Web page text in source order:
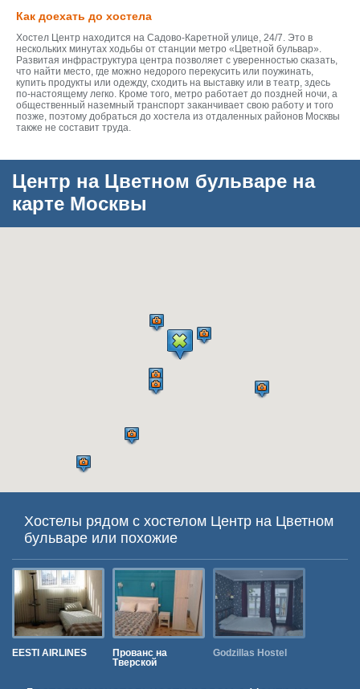
Как доехать до хостела
Хостел Центр находится на Садово-Каретной улице, 24/7. Это в
нескольких минутах ходьбы от станции метро «Цветной бульвар».
Развитая инфраструктура центра позволяет с уверенностью сказать,
что найти место, где можно недорого перекусить или поужинать,
купить продукты или одежду, сходить на выставку или в театр, здесь
по-настоящему легко. Кроме того, метро работает до поздней ночи, а
общественный наземный транспорт заканчивает свою работу и того
позже, поэтому добраться до хостела из отдаленных районов Москвы
также не составит труда.
Центр на Цветном бульваре на
карте Москвы
Хостелы рядом с хостелом Центр на Цветном
бульваре или похожие
EESTI AIRLINES
Прованс на
Тверской
Godzillas Hostel